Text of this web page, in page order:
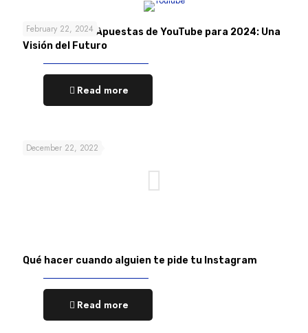
February 22, 2024
Las 4 Grandes Apuestas de YouTube para 2024: Una
Visión del Futuro
Read more
December 22, 2022
Qué hacer cuando alguien te pide tu Instagram
Read more